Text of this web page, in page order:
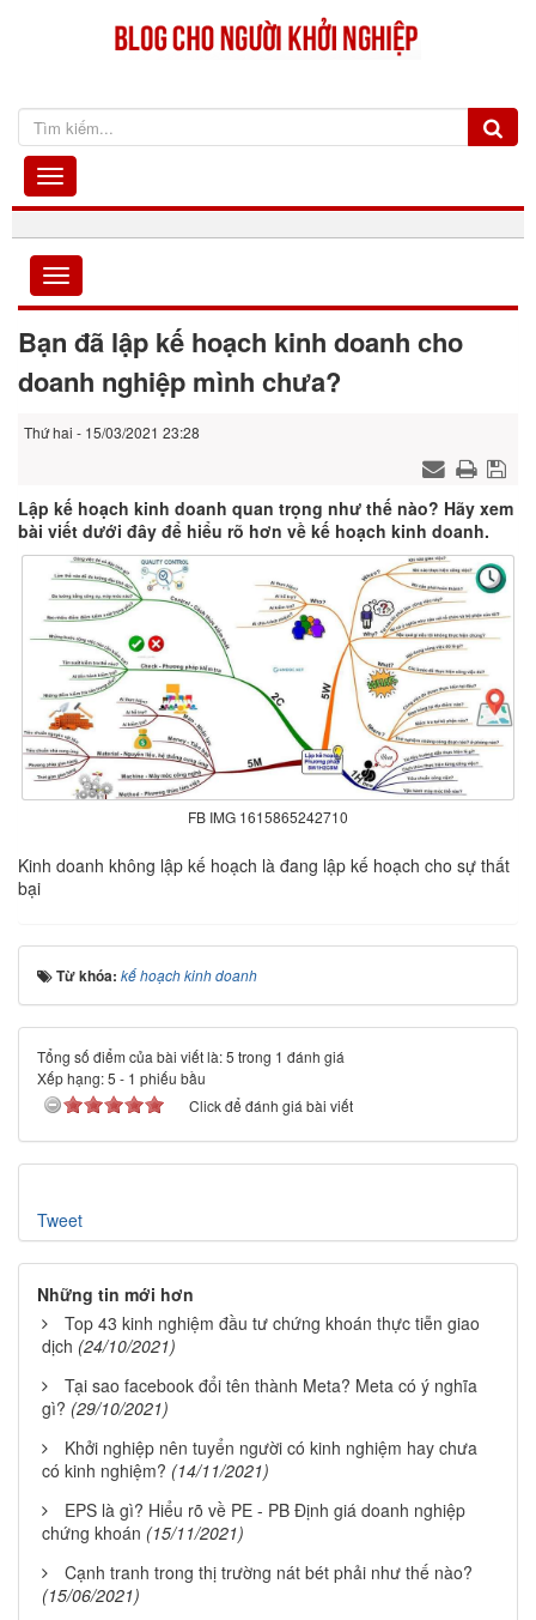
Bạn đã lập kế hoạch kinh doanh cho
doanh nghiệp mình chưa?
Thứ hai - 15/03/2021 23:28
Lập kế hoạch kinh doanh quan trọng như thế nào? Hãy xem
bài viết dưới đây để hiểu rõ hơn về kế hoạch kinh doanh.
FB IMG 1615865242710
Kinh doanh không lập kế hoạch là đang lập kế hoạch cho sự thất
bại
Từ khóa: kế hoạch kinh doanh
Tổng số điểm của bài viết là: 5 trong 1 đánh giá
Xếp hạng:5 - 1 phiếu bầu
Click để đánh giá bài viết
Tweet
Những tin mới hơn
Top 43 kinh nghiệm đầu tư chứng khoán thực tiễn giao
dịch (24/10/2021)
Tại sao facebook đổi tên thành Meta? Meta có ý nghĩa
gì? (29/10/2021)
Khởi nghiệp nên tuyển người có kinh nghiệm hay chưa
có kinh nghiệm? (14/11/2021)
EPS là gì? Hiểu rõ về PE - PB Định giá doanh nghiệp
chứng khoán (15/11/2021)
Cạnh tranh trong thị trường nát bét phải như thế nào?
(15/06/2021)